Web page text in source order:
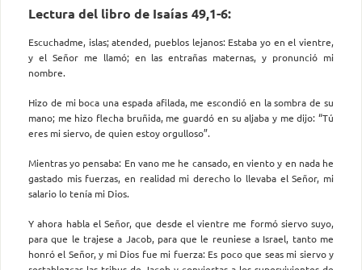
Lectura del libro de Isaías 49,1-6:
Escuchadme, islas; atended, pueblos lejanos: Estaba yo en el vientre,
y el Señor me llamó; en las entrañas maternas, y pronunció mi
nombre.
Hizo de mi boca una espada afilada, me escondió en la sombra de su
mano; me hizo flecha bruñida, me guardó en su aljaba y me dijo: “Tú
eres mi siervo, de quien estoy orgulloso”.
Mientras yo pensaba: En vano me he cansado, en viento y en nada he
gastado mis fuerzas, en realidad mi derecho lo llevaba el Señor, mi
salario lo tenía mi Dios.
Y ahora habla el Señor, que desde el vientre me formó siervo suyo,
para que le trajese a Jacob, para que le reuniese a Israel, tanto me
honró el Señor, y mi Dios fue mi fuerza: Es poco que seas mi siervo y